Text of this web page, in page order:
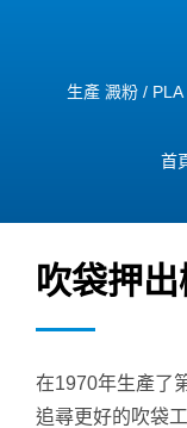
生產 澱粉 / PLA
ISO與德國萊
首
吹袋押出
在1970年生產了
追尋更好的吹袋